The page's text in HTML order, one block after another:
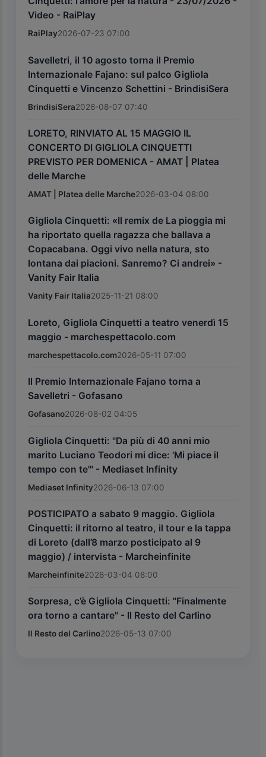
Video - RaiPlay
RaiPlay2026-07-23 07:00
Savelletri, il 10 agosto torna il Premio
Internazionale Fajano: sul palco Gigliola
Cinquetti e Vincenzo Schettini - BrindisiSera
BrindisiSera2026-08-07 07:40
LORETO, RINVIATO AL 15 MAGGIO IL
CONCERTO DI GIGLIOLA CINQUETTI
PREVISTO PER DOMENICA - AMAT | Platea
delle Marche
AMAT | Platea delle Marche2026-03-04 08:00
Gigliola Cinquetti: «Il remix de La pioggia mi
ha riportato quella ragazza che ballava a
Copacabana. Oggi vivo nella natura, sto
lontana dai piacioni. Sanremo? Ci andrei» -
Vanity Fair Italia
Vanity Fair Italia2025-11-21 08:00
Loreto, Gigliola Cinquetti a teatro venerdì 15
maggio - marchespettacolo.com
marchespettacolo.com2026-05-11 07:00
Il Premio Internazionale Fajano torna a
Savelletri - Gofasano
Gofasano2026-08-02 04:05
Gigliola Cinquetti: "Da più di 40 anni mio
marito Luciano Teodori mi dice: 'Mi piace il
tempo con te'" - Mediaset Infinity
Mediaset Infinity2026-06-13 07:00
POSTICIPATO a sabato 9 maggio. Gigliola
Cinquetti: il ritorno al teatro, il tour e la tappa
di Loreto (dall’8 marzo posticipato al 9
maggio) / intervista - Marcheinfinite
Marcheinfinite2026-03-04 08:00
Sorpresa, c’è Gigliola Cinquetti: "Finalmente
ora torno a cantare" - Il Resto del Carlino
Il Resto del Carlino2026-05-13 07:00